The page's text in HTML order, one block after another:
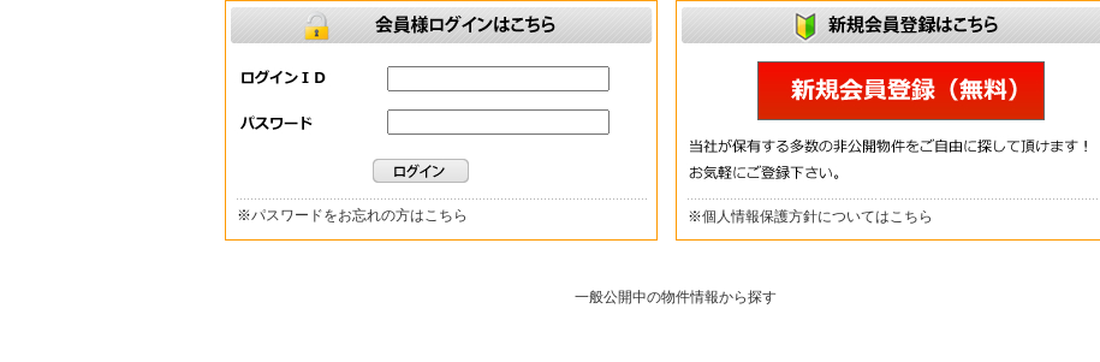
※パスワードをお忘れの方はこちら ※個人情報保護方針についてはこちら
一般公開中の物件情報から探す